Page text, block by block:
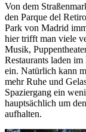
Von dem
den Parque del
Park von Madrid
hier trifft man viele
Musik,
Restaurants laden
ein. Natürlich kann
mehr Ruhe und
Spaziergang ein
hauptsächlich um
aufhalten.